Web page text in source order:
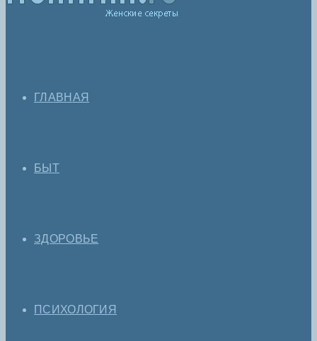
ГЛАВНАЯ
БЫТ
ЗДОРОВЬЕ
ПСИХОЛОГИЯ